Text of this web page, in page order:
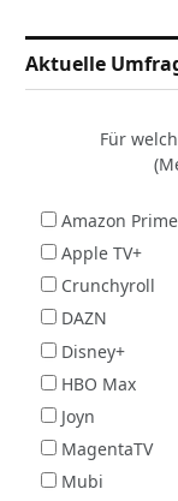
Aktuelle
Für
Amazon
Apple TV+
Crunchyroll
DAZN
Disney+
HBO Max
Joyn
MagentaTV
Mubi